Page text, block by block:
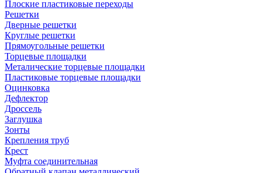
Плоские пластиковые переходы
Решетки
Дверные решетки
Круглые решетки
Прямоугольные решетки
Торцевые площадки
Металические торцевые площадки
Пластиковые торцевые площадки
Оцинковка
Дефлектор
Дроссель
Заглушка
Зонты
Крепления труб
Крест
Муфта соединительная